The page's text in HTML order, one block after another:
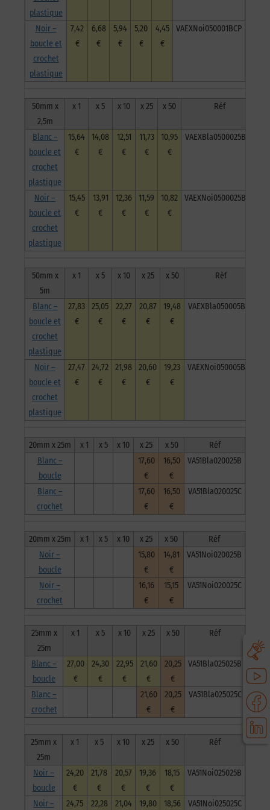
plastique
Noir –
boucle et
crochet
plastique
7,42
€
6,68
€
5,94
€
5,20
€
4,45
€
VAEXNoi050001BCP
50mm x
2,5m
x 1 x 5 x 10 x 25 x 50 Réf
Blanc –
boucle et
crochet
plastique
15,64
€
14,08
€
12,51
€
11,73
€
10,95
€
VAEXBla0500025BCP
Noir –
boucle et
crochet
plastique
15,45
€
13,91
€
12,36
€
11,59
€
10,82
€
VAEXNoi0500025BCP
50mm x
5m
x 1 x 5 x 10 x 25 x 50 Réf
Blanc –
boucle et
crochet
plastique
27,83
€
25,05
€
22,27
€
20,87
€
19,48
€
VAEXBla050005BCP
Noir –
boucle et
crochet
plastique
27,47
€
24,72
€
21,98
€
20,60
€
19,23
€
VAEXNoi050005BCP
20mm x 25m x 1 x 5 x 10 x 25 x 50
Réf
Blanc –
boucle
17,60
€
16,50
€
VA51Bla020025B
Blanc –
crochet
17,60
€
16,50
€
VA51Bla020025C
20mm x 25m x 1 x 5 x 10 x 25 x 50
Réf
Noir –
boucle
15,80
€
14,81
€
VA51Noi020025B
Noir –
crochet
16,16
€
15,15
€
VA51Noi020025C
25mm x
25m
x 1 x 5 x 10 x 25 x 50 Réf
Blanc –
boucle
27,00
€
24,30
€
22,95
€
21,60
€
20,25
€
VA51Bla025025B
Blanc –
crochet
21,60
€
20,25
€
VA51Bla025025C
25mm x
25m
x 1 x 5 x 10 x 25 x 50 Réf
Noir –
boucle
24,20
€
21,78
€
20,57
€
19,36
€
18,15
€
VA51Noi025025B
Noir – 24,75 22,28 21,04 19,80 18,56 VA51Noi025025C